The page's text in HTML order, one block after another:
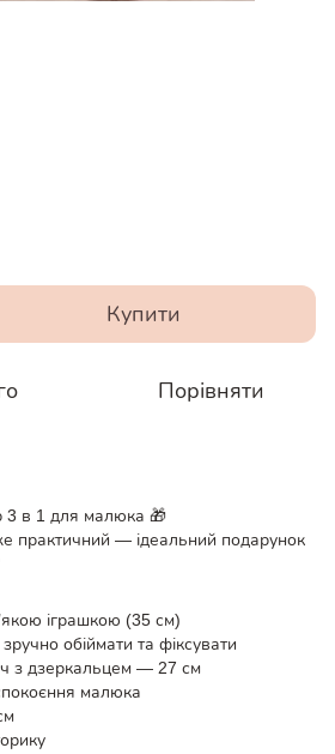
Купити
Порівняти
3 в 1 для малюка 🎁
практичний — ідеальний подарунок
іграшкою (35 см)
обіймати та фіксувати
з дзеркальцем — 27 см
малюка